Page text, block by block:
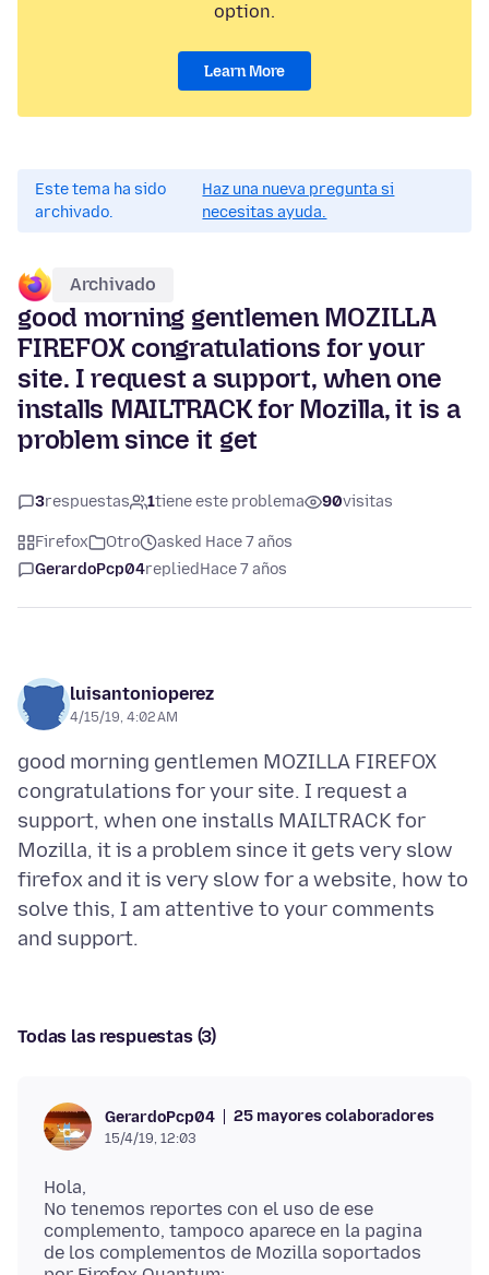
option.
Learn More
Este tema ha sido
archivado.
Haz una nueva pregunta si
necesitas ayuda.
Archivado
good morning gentlemen MOZILLA
FIREFOX congratulations for your
site. I request a support, when one
installs MAILTRACK for Mozilla, it is a
problem since it get
3respuestas 1tiene este problema 90visitas
Firefox Otro
asked Hace 7 años
GerardoPcp04repliedHace 7 años
luisantonioperez
4/15/19, 4:02 AM
good morning gentlemen MOZILLA FIREFOX
congratulations for your site. I request a
support, when one installs MAILTRACK for
Mozilla, it is a problem since it gets very slow
firefox and it is very slow for a website, how to
solve this, I am attentive to your comments
Todas las respuestas (3)
GerardoPcp04 25 mayores colaboradores
15/4/19, 12:03
Hola,
No tenemos reportes con el uso de ese
complemento, tampoco aparece en la pagina
de los complementos de Mozilla soportados